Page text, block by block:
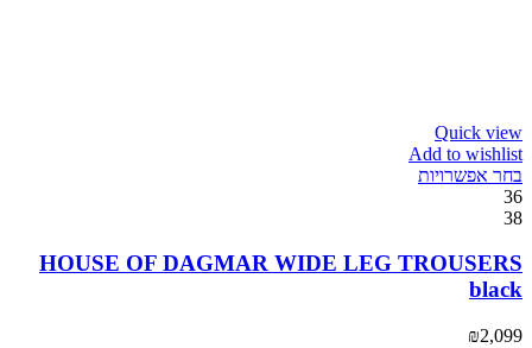
Quick view
Add to wishlist
בחר אפשרויות
36
38
HOUSE OF DAGMAR WIDE LEG TROUSERS
black
₪2,099